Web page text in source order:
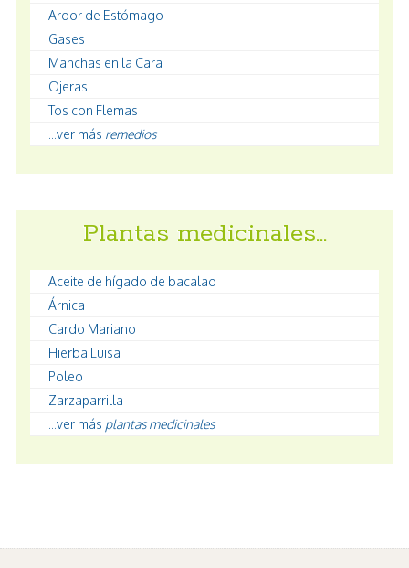
Ardor de Estómago
Gases
Manchas en la Cara
Ojeras
Tos con Flemas
...ver más remedios
Plantas medicinales…
Aceite de hígado de bacalao
Árnica
Cardo Mariano
Hierba Luisa
Poleo
Zarzaparrilla
...ver más plantas medicinales